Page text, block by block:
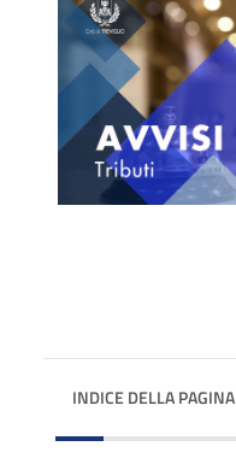
INDICE DELLA PAGINA